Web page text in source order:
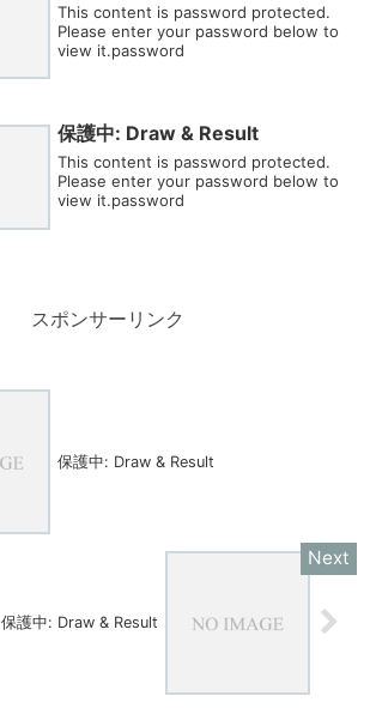
This content is password protected.
Please enter your password below to
view it.password
保護中: Draw & Result
This content is password protected.
Please enter your password below to
view it.password
スポンサーリンク
保護中: Draw & Result
保護中: Draw & Result